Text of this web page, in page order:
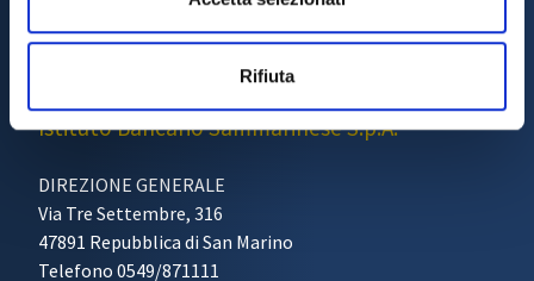
Rifiuta
BANCA AGRICOLA COMMERCIALE
Istituto Bancario Sammarinese S.p.A.
DIREZIONE GENERALE
Via Tre Settembre, 316
47891 Repubblica di San Marino
Telefono 0549/871111